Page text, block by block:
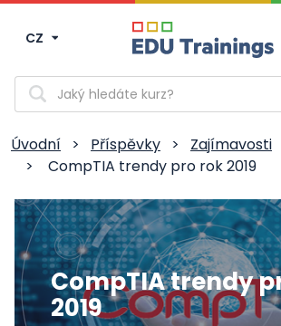
CZ
Vyhledávání
Úvodní > Příspěvky >
Zajímavosti
>
CompTIA trendy pro rok 2019
CompTIA trendy
2019